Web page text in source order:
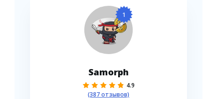
1
Samorph
4.9
(387 отзывов)